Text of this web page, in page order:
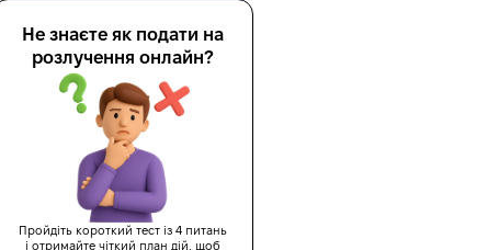
Не знаєте як подати на
розлучення онлайн?
Пройдіть короткий тест із 4 питань
і отримайте чіткий план дій, щоб